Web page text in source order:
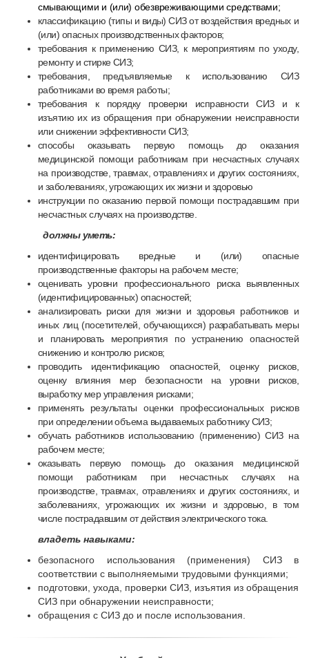
смывающими и (или) обезвреживающими средствами;
классификацию (типы и виды) СИЗ от воздействия вредных и
(или) опасных производственных факторов;
требования к применению СИЗ, к мероприятиям по уходу,
ремонту и стирке СИЗ;
требования, предъявляемые к использованию СИЗ
работниками во время работы;
требования к порядку проверки исправности СИЗ и к
изъятию их из обращения при обнаружении неисправности
или снижении эффективности СИЗ;
способы оказывать первую помощь до оказания
медицинской помощи работникам при несчастных случаях
на производстве, травмах, отравлениях и других состояниях,
и заболеваниях, угрожающих их жизни и здоровью
инструкции по оказанию первой помощи пострадавшим при
несчастных случаях на производстве.
должны уметь:
идентифицировать вредные и (или) опасные
производственные факторы на рабочем месте;
оценивать уровни профессионального риска выявленных
(идентифицированных) опасностей;
анализировать риски для жизни и здоровья работников и
иных лиц (посетителей, обучающихся) разрабатывать меры
и планировать мероприятия по устранению опасностей
снижению и контролю рисков;
проводить идентификацию опасностей, оценку рисков,
оценку влияния мер безопасности на уровни рисков,
выработку мер управления рисками;
применять результаты оценки профессиональных рисков
при определении объема выдаваемых работнику СИЗ;
обучать работников использованию (применению) СИЗ на
рабочем месте;
оказывать первую помощь до оказания медицинской
помощи работникам при несчастных случаях на
производстве, травмах, отравлениях и других состояниях, и
заболеваниях, угрожающих их жизни и здоровью, в том
числе пострадавшим от действия электрического тока.
владеть навыками:
безопасного использования (применения) СИЗ в
соответствии с выполняемыми трудовыми функциями;
подготовки, ухода, проверки СИЗ, изъятия из обращения
СИЗ при обнаружении неисправности;
обращения с СИЗ до и после использования.